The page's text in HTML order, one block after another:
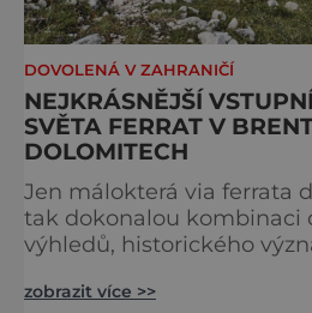
DOVOLENÁ V ZAHRANIČÍ
NEJKRÁSNĚJŠÍ
SVĚTA FERRAT V
DOLOMITECH
Jen málokterá via ferrata
tak dokonalou kombinaci
výhledů, historického
Brentských Dolomit
zobrazit více >>